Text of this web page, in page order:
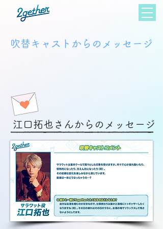
​吹替キャストからのメッセージ
​江口拓也さんからのメッセージ